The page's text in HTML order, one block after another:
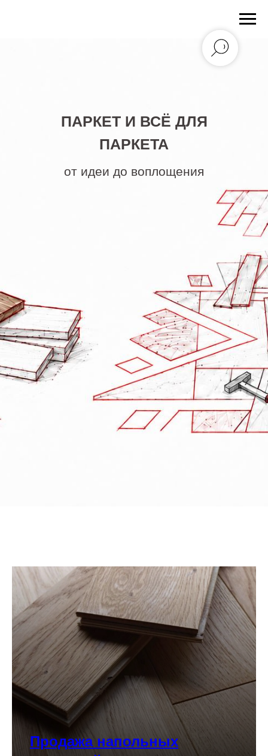
ПАРКЕТ И ВСЁ ДЛЯ
ПАРКЕТА
от идеи до воплощения
Продажа напольных